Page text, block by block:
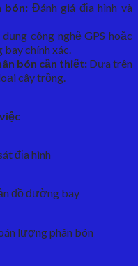
bón: Đánh giá địa hình và
công nghệ GPS hoặc
chính xác.
bón cần thiết: Dựa trên
cây trồng.
địa hình
đồ đường bay
lượng phân bón